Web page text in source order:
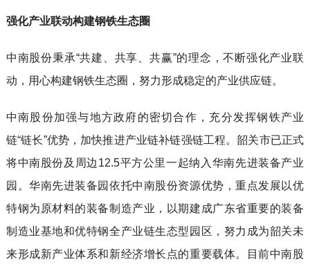
强化产业联动构建钢铁生态圈
中南股份秉承“共建、共享、共赢”的理念，不断强化产业联
动，用心构建钢铁生态圈，努力形成稳定的产业供应链。
中南股份加强与地方政府的密切合作，充分发挥钢铁产业
链“链长”优势，加快推进产业链补链强链工程。韶关市已正式
将中南股份及周边12.5平方公里一起纳入华南先进装备产业
园。华南先进装备园依托中南股份资源优势，重点发展以优
特钢为原材料的装备制造产业，以期建成广东省重要的装备
制造业基地和优特钢全产业链生态型园区，努力成为韶关未
来形成新产业体系和新经济增长点的重要载体。目前中南股